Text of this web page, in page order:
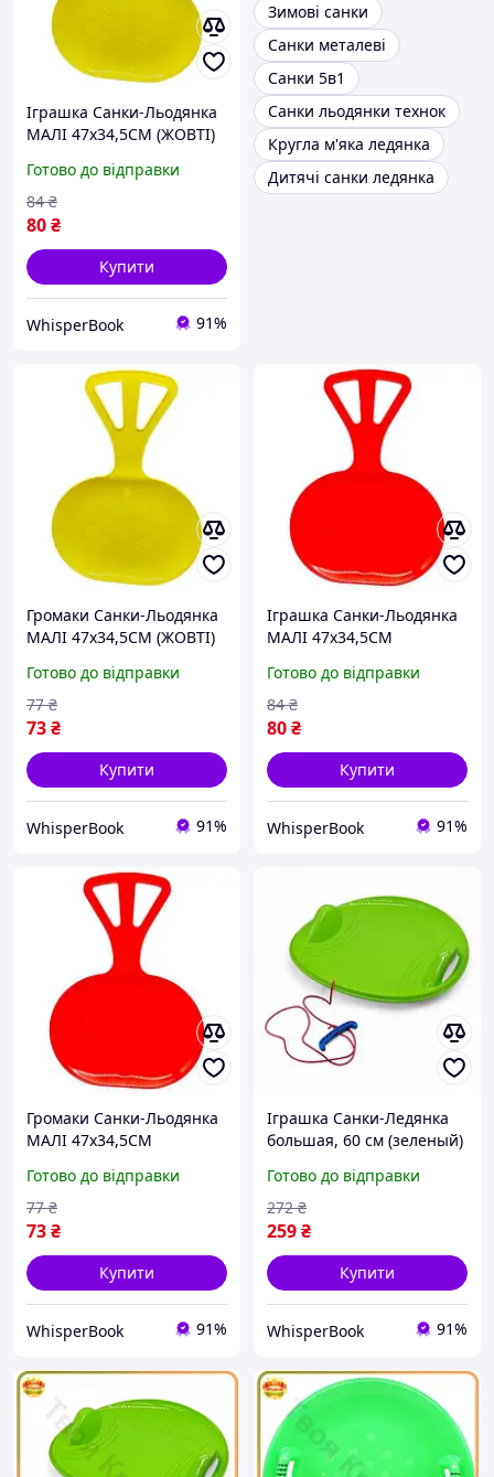
Іграшка Санки-Льодянка
МАЛІ 47х34,5СМ (ЖОВТІ)
Готово до відправки
80₴
84 ₴
Купити
WhisperBook 91%
Зимові санки
Санки металеві
Санки 5в1
Санки льодянки технок
Кругла м'яка ледянка
Дитячі санки ледянка
Громаки Санки-Льодянка
МАЛІ 47х34,5СМ (ЖОВТІ)
Готово до відправки
73₴
77 ₴
Купити
WhisperBook 91%
Іграшка Санки-Льодянка
МАЛІ 47х34,5СМ
Готово до відправки
80₴
84 ₴
Купити
WhisperBook 91%
Громаки Санки-Льодянка
МАЛІ 47х34,5СМ
Готово до відправки
73₴
77 ₴
Купити
WhisperBook 91%
Іграшка Санки-Ледянка
большая, 60 см (зеленый)
Готово до відправки
259₴
272 ₴
Купити
WhisperBook 91%